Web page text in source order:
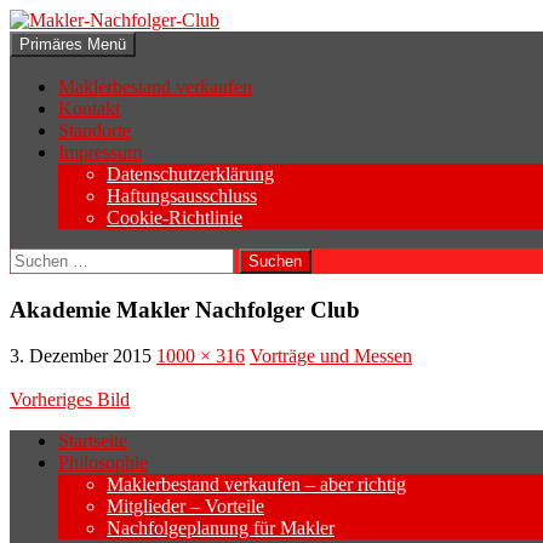
Zum
Inhalt
springen
Makler-Nachfolger-Club
Suchen
Primäres Menü
Maklerbestand verkaufen
Kontakt
Standorte
Impressum
Datenschutzerklärung
Haftungsausschluss
Cookie-Richtlinie
Suchen
nach:
Akademie Makler Nachfolger Club
3. Dezember 2015 1000 × 316 Vorträge und Messen
Vorheriges Bild
Wenn sich der Makler oder Inhaber
Geschäftsaufgabe.
Startseite
Philosophie
Maklerbestand verkaufen – aber richtig
Mitglieder – Vorteile
Nachfolgeplanung für Makler